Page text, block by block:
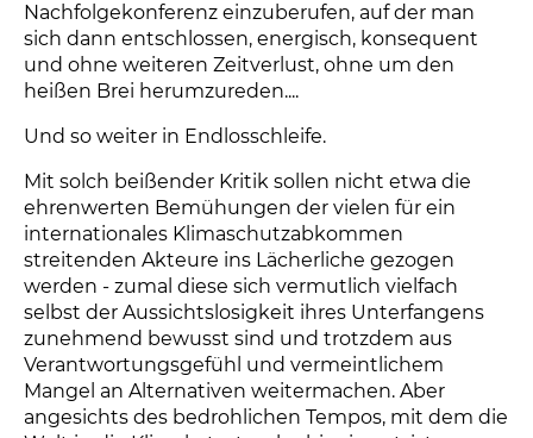
Nachfolgekonferenz einzuberufen, auf der man
sich dann entschlossen, energisch, konsequent
und ohne weiteren Zeitverlust, ohne um den
heißen Brei herumzureden....
Und so weiter in Endlosschleife.
Mit solch beißender Kritik sollen nicht etwa die
ehrenwerten Bemühungen der vielen für ein
internationales Klimaschutzabkommen
streitenden Akteure ins Lächerliche gezogen
werden - zumal diese sich vermutlich vielfach
selbst der Aussichtslosigkeit ihres Unterfangens
zunehmend bewusst sind und trotzdem aus
Verantwortungsgefühl und vermeintlichem
Mangel an Alternativen weitermachen. Aber
angesichts des bedrohlichen Tempos, mit dem die